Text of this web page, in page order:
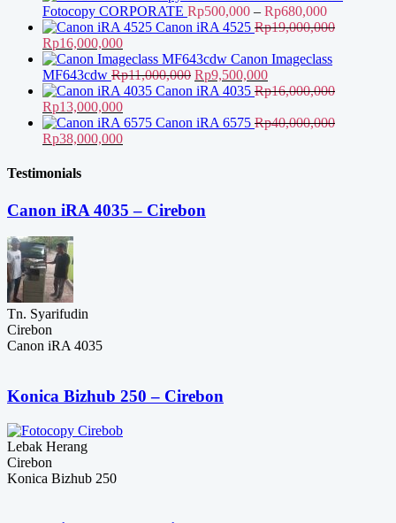
Fotocopy CORPORATE Rp500,000 – Rp680,000Rentang
harga:
hingga
Canon iRA 4525 Rp19,000,000
Harga
aslinya
adalah:
Rp19,000,000.
Rp16,000,000Harga
saat
ini
adalah:
Rp16,000,000.
Canon Imageclass
MF643cdw Rp11,000,000 Harga
aslinya
Rp11,000,000.
Rp9,500,000Harga
saat
adalah:
Canon iRA 4035 Rp16,000,000
Harga
aslinya
adalah:
Rp13,000,000Harga
saat
ini
Canon iRA 6575 Rp40,000,000
Harga
adalah:
Rp38,000,000Harga
Rp38,000,000.
Testimonials
Canon iRA 4035 – Cirebon
Tn. Syarifudin
Cirebon
Canon iRA 4035
Konica Bizhub 250 – Cirebon
Lebak Herang
Cirebon
Konica Bizhub 250